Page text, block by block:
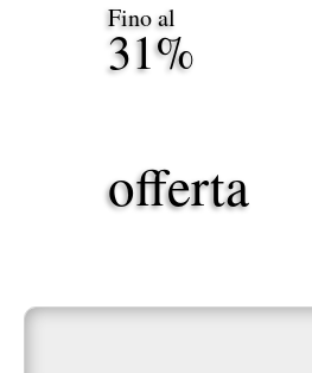
Fino al
31%
offerta